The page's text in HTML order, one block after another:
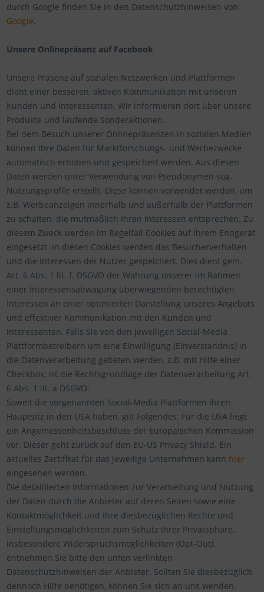
durch Google finden Sie in den Datenschutzhinweisen von
Google.
Unsere Onlinepräsenz auf Facebook
Unsere Präsenz auf sozialen Netzwerken und Plattformen
dient einer besseren, aktiven Kommunikation mit unseren
Kunden und Interessenten. Wir informieren dort über unsere
Produkte und laufende Sonderaktionen.
Bei dem Besuch unserer Onlinepräsenzen in sozialen Medien
können Ihre Daten für Marktforschungs- und Werbezwecke
automatisch erhoben und gespeichert werden. Aus diesen
Daten werden unter Verwendung von Pseudonymen sog.
Nutzungsprofile erstellt. Diese können verwendet werden, um
z.B. Werbeanzeigen innerhalb und außerhalb der Plattformen
zu schalten, die mutmaßlich Ihren Interessen entsprechen. Zu
diesem Zweck werden im Regelfall Cookies auf Ihrem Endgerät
eingesetzt. In diesen Cookies werden das Besucherverhalten
und die Interessen der Nutzer gespeichert. Dies dient gem.
Art. 6 Abs. 1 lit. f. DSGVO der Wahrung unserer im Rahmen
einer Interessensabwägung überwiegenden berechtigten
Interessen an einer optimierten Darstellung unseres Angebots
und effektiver Kommunikation mit den Kunden und
Interessenten. Falls Sie von den jeweiligen Social-Media
Plattformbetreibern um eine Einwilligung (Einverständnis) in
die Datenverarbeitung gebeten werden, z.B. mit Hilfe einer
Checkbox, ist die Rechtsgrundlage der Datenverarbeitung Art.
6 Abs. 1 lit. a DSGVO.
Soweit die vorgenannten Social-Media Plattformen ihren
Hauptsitz in den USA haben, gilt Folgendes: Für die USA liegt
ein Angemessenheitsbeschluss der Europäischen Kommission
vor. Dieser geht zurück auf den EU-US Privacy Shield. Ein
aktuelles Zertifikat für das jeweilige Unternehmen kann hier
eingesehen werden.
Die detaillierten Informationen zur Verarbeitung und Nutzung
der Daten durch die Anbieter auf deren Seiten sowie eine
Kontaktmöglichkeit und Ihre diesbezüglichen Rechte und
Einstellungsmöglichkeiten zum Schutz Ihrer Privatsphäre,
insbesondere Widerspruchsmöglichkeiten (Opt-Out),
entnehmen Sie bitte den unten verlinkten
Datenschutzhinweisen der Anbieter. Sollten Sie diesbezüglich
dennoch Hilfe benötigen, können Sie sich an uns wenden.